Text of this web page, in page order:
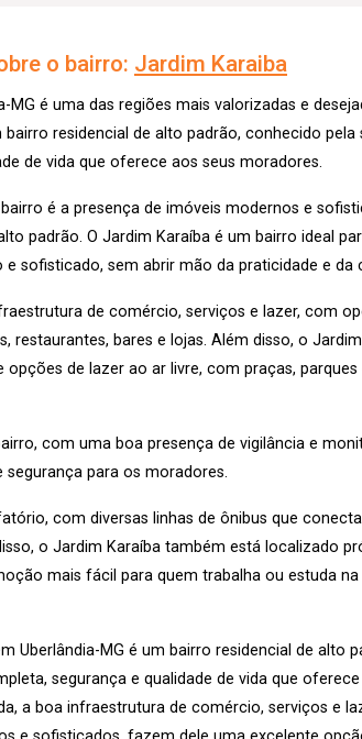
o bairro: Jardim Karaiba
MG é uma das regiões mais valorizadas e
residencial de alto padrão, conhecido pela
de vida que oferece aos seus moradores.
é a presença de imóveis modernos e
padrão. O Jardim Karaíba é um bairro ideal
sofisticado, sem abrir mão da praticidade e da
de comércio, serviços e lazer, com
restaurantes, bares e lojas. Além disso, o
de lazer ao ar livre, com praças, parques
com uma boa presença de vigilância e
para os moradores.
com diversas linhas de ônibus que
o Jardim Karaíba também está localizado
mais fácil para quem trabalha ou estuda na
Uberlândia-MG é um bairro residencial de alto
segurança e qualidade de vida que
a boa infraestrutura de comércio, serviços e